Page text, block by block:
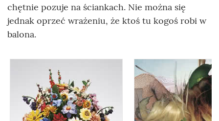
chętnie pozuje na ściankach. Nie można się
jednak oprzeć wrażeniu, że ktoś tu kogoś robi w
balona.